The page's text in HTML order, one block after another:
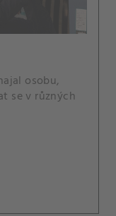
osobu,
se v různých